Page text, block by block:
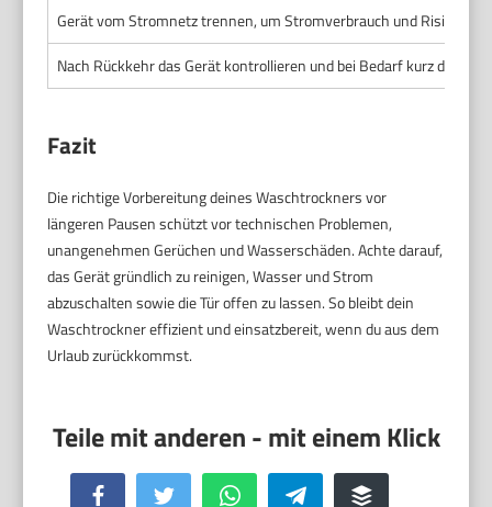
Gerät vom Stromnetz trennen, um Stromverbrauch und Risiken
Nach Rückkehr das Gerät kontrollieren und bei Bedarf kurz
Fazit
Die richtige Vorbereitung deines Waschtrockners vor
längeren Pausen schützt vor technischen Problemen,
unangenehmen Gerüchen und Wasserschäden. Achte darauf,
das Gerät gründlich zu reinigen, Wasser und Strom
abzuschalten sowie die Tür offen zu lassen. So bleibt dein
Waschtrockner effizient und einsatzbereit, wenn du aus dem
Urlaub zurückkommst.
Facebook Twitter WhatsApp Telegram Buffer